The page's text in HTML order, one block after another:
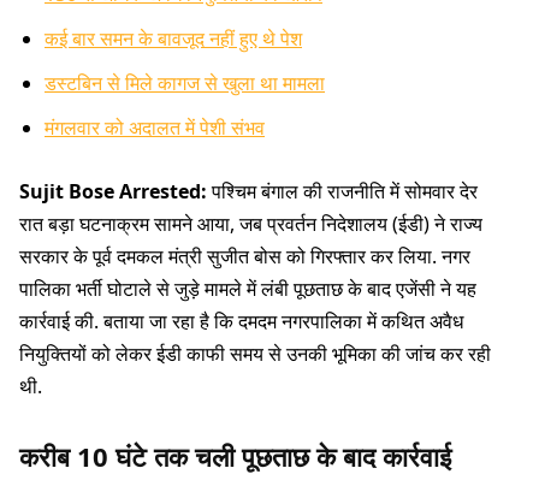
कई बार समन के बावजूद नहीं हुए थे पेश
डस्टबिन से मिले कागज से खुला था मामला
मंगलवार को अदालत में पेशी संभव
Sujit Bose Arrested:पश्चिम बंगाल की राजनीति में सोमवार देर
रात बड़ा घटनाक्रम सामने आया, जब प्रवर्तन निदेशालय (ईडी) ने राज्य
सरकार के पूर्व दमकल मंत्री सुजीत बोस को गिरफ्तार कर लिया. नगर
पालिका भर्ती घोटाले से जुड़े मामले में लंबी पूछताछ के बाद एजेंसी ने यह
कार्रवाई की. बताया जा रहा है कि दमदम नगरपालिका में कथित अवैध
नियुक्तियों को लेकर ईडी काफी समय से उनकी भूमिका की जांच कर रही
थी.
करीब 10 घंटे तक चली पूछताछ के बाद कार्रवाई